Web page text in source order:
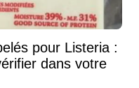
pour Listeria :
dans votre